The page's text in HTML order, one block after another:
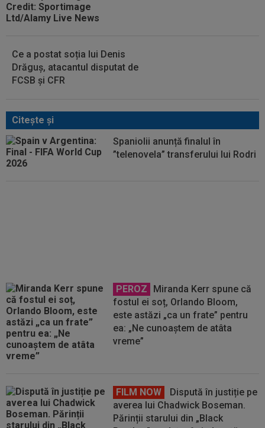
Ce a postat soția lui Denis
Drăguș, atacantul disputat de
FCSB și CFR
Citeşte şi
Spaniolii anunță finalul în
”telenovela” transferului lui Rodri
PEROZ
Miranda Kerr spune că
fostul ei soț, Orlando Bloom,
este astăzi „ca un frate” pentru
ea: „Ne cunoaștem de atâta
vreme”
FILM NOW
Dispută în justiție pe
averea lui Chadwick Boseman.
Părinții starului din „Black